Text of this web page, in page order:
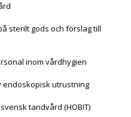
sterilt gods och förslag till
inom vårdhygien
endoskopisk utrustning
tandvård (HOBIT)